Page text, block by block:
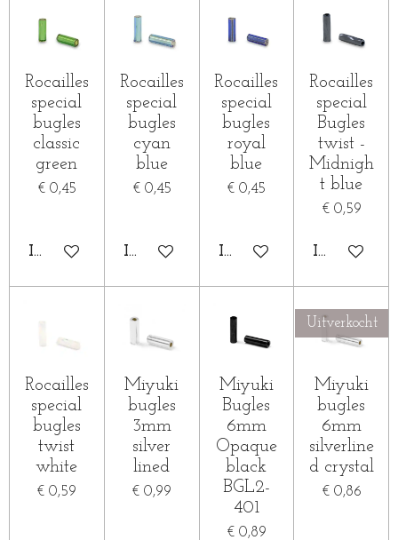
Rocailles
special
bugles
classic
green
€ 0,45
IN WINKELWAGEN
Rocailles
special
bugles
cyan
blue
€ 0,45
IN WINKELWAGEN
Rocailles
special
bugles
royal
blue
€ 0,45
IN WINKELWAGEN
Rocailles
special
Bugles
twist -
Midnigh
t blue
€ 0,59
IN
Rocailles
special
bugles
twist
white
€ 0,59
Miyuki
bugles
3mm
silver
lined
€ 0,99
Miyuki
Bugles
6mm
Opaque
black
BGL2-
401
€ 0,89
Uitverkocht
Miyuki
bugles
6mm
silverline
d crystal
€ 0,86